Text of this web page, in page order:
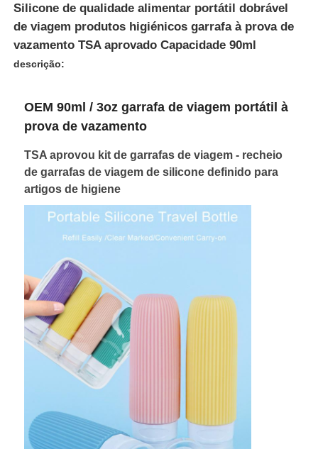
Início
Vídeos
Sobre Nós
Visita à fábrica
Controle de Qualidade
Contacte-nos
Notícias
Conjunto de garrafas de viagem de silicone
Silicone de qualidade alimentar portátil dobrável
de viagem produtos higiénicos garrafa à prova de
vazamento TSA aprovado Capacidade 90ml
descrição:
OEM 90ml / 3oz garrafa de viagem portátil à
prova de vazamento
TSA aprovou kit de garrafas de viagem - recheio
de garrafas de viagem de silicone definido para
artigos de higiene